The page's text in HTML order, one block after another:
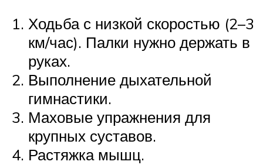
Ходьба с низкой скоростью (2–3
км/час). Палки нужно держать в
руках.
Выполнение дыхательной
гимнастики.
Маховые упражнения для
крупных суставов.
Растяжка мышц.